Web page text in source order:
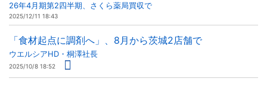
26年4月期第2四半期、さくら薬局買収で
2025/12/11 18:43
「食材起点に調剤へ」、8月から茨城2店舗で
ウエルシアHD・桐澤社長
2025/10/8 18:52